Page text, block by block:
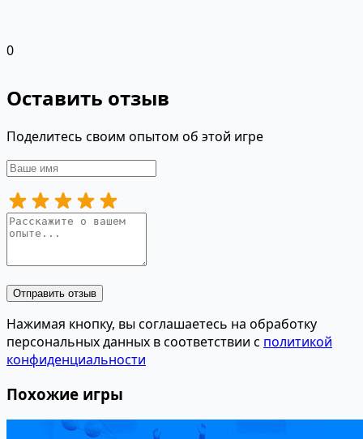
0
Оставить отзыв
Поделитесь своим опытом об этой игре
Отправить отзыв
Нажимая кнопку, вы соглашаетесь на обработку
персональных данных в соответствии с политикой
конфиденциальности
Похожие игры